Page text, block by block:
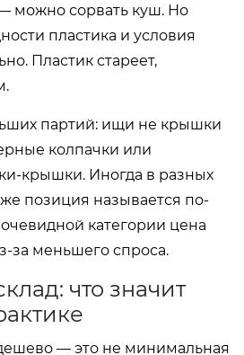
можно сорвать куш. Но
пластика и условия
Пластик стареет,
партий: ищи не крышки
колпачки или
крышки. Иногда в разных
же позиция называется по-
категории цена
за меньшего спроса.
что значит
— это не минимальная